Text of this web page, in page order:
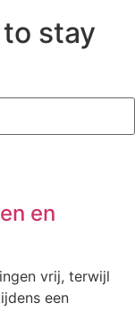
stay
en
vrij, terwijl
een